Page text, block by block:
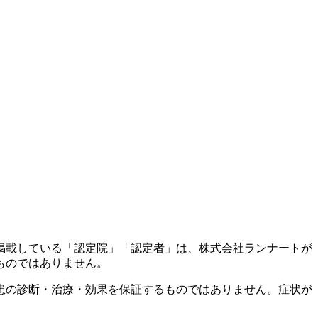
している「認定院」「認定者」は、株式会社ランナートが
ではありません。
診断・治療・効果を保証するものではありません。症状が